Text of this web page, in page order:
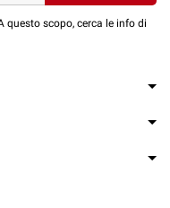
questo scopo, cerca le info di